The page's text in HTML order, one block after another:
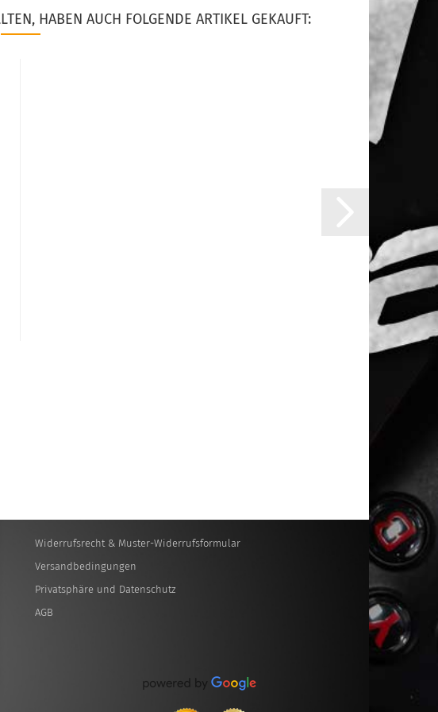
HABEN AUCH FOLGENDE ARTIKEL GEKAUFT:
Widerrufsrecht & Muster-Widerrufsformular
Versandbedingungen
Privatsphäre und Datenschutz
AGB